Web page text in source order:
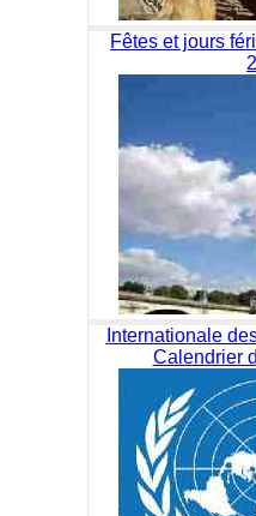
Fêtes et jours
Internationale
Calendrier